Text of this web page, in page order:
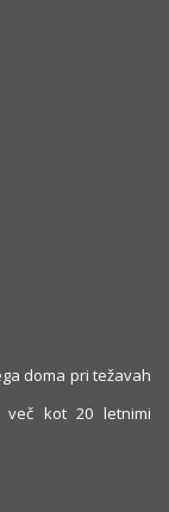
doma pri težavah
več kot 20 letnimi